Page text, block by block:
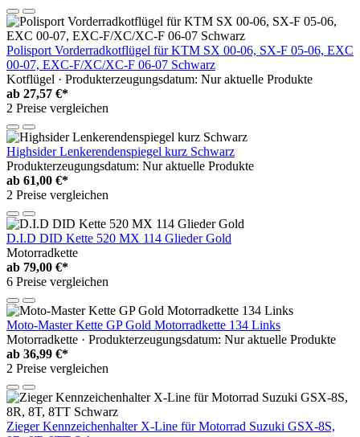
Polisport Vorderradkotflügel für KTM SX 00-06, SX-F 05-06, EXC
00-07, EXC-F/XC/XC-F 06-07 Schwarz
Kotflügel · Produkterzeugungsdatum: Nur aktuelle Produkte
ab 27,57 €*
2 Preise vergleichen
Highsider Lenkerendenspiegel kurz Schwarz
Produkterzeugungsdatum: Nur aktuelle Produkte
ab 61,00 €*
2 Preise vergleichen
D.I.D DID Kette 520 MX 114 Glieder Gold
Motorradkette
ab 79,00 €*
6 Preise vergleichen
Moto-Master Kette GP Gold Motorradkette 134 Links
Motorradkette · Produkterzeugungsdatum: Nur aktuelle Produkte
ab 36,99 €*
2 Preise vergleichen
Zieger Kennzeichenhalter X-Line für Motorrad Suzuki GSX-8S,